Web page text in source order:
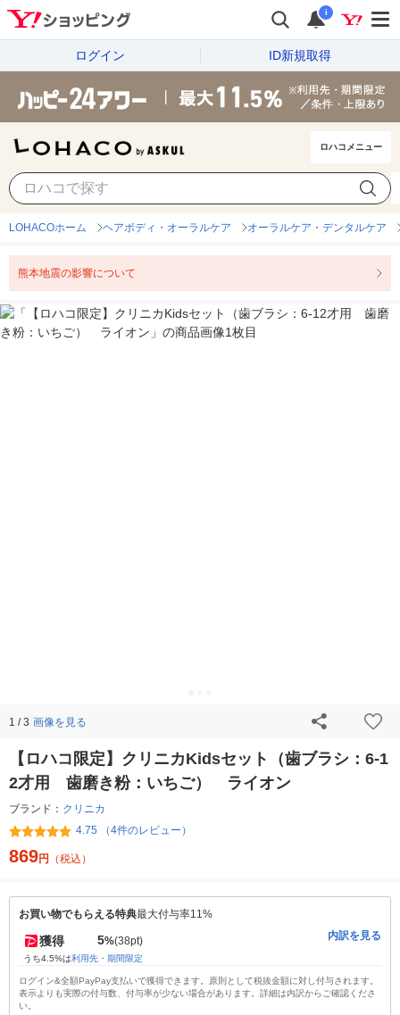
i
ログイン ID新規取得
ロハコメニュー
LOHACOホーム ヘアボディ・オーラルケア オーラルケア・デンタルケア
熊本地震の影響について
1 / 3 画像を見る
【ロハコ限定】クリニカKidsセット（歯ブラシ：6-1
2才用 歯磨き粉：いちご） ライオン
ブランド： クリニカ
4.75 （4件のレビュー）
869円 （税込）
お買い物でもらえる特典最大付与率11%
獲得 5%(38pt)
うち4.5%は利用先・期間限定
内訳を見る
ログイン&全額PayPay支払いで獲得できます。原則として税抜金額に対し付与されます。
表示よりも実際の付与数、付与率が少ない場合があります。詳細は内訳からご確認くださ
い。